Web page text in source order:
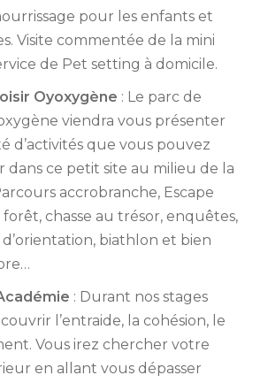
pour les enfants et
Visite commentée de la mini
de Pet setting à domicile.
Oyoxygène : Le parc de
viendra vous présenter
d’activités que vous pouvez
dans ce petit site au milieu de la
accrobranche, Escape
forêt, chasse au trésor, enquêtes,
biathlon et bien
: Durant nos stages
l’entraide, la cohésion, le
Vous irez chercher votre
en allant vous dépasser